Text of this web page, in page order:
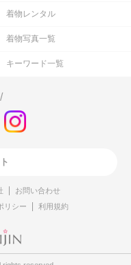
着物レンタル
着物写真一覧
キーワード一覧
/
お問い合わせ
リシー 利用規約